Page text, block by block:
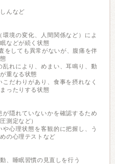
んなど
境の変化、人間関係など）によ
などが続く状態
をしても異常がないが、腹痛を伴
乱れにより、めまい、耳鳴り、動
重なる状態
だわりがあり、食事を摂れなく
ったりする状態
が隠れていないかを確認するため
測定など）
心理状態を客観的に把握し、う
の心理テストなど
、睡眠習慣の見直しを行う